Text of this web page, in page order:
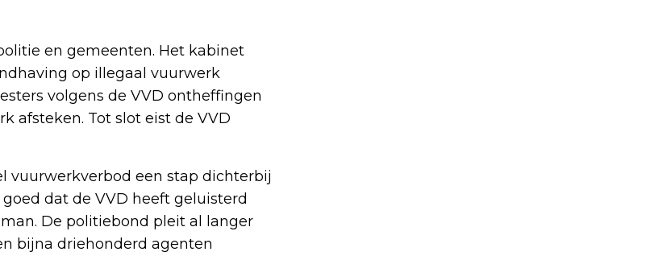
en gemeenten. Het kabinet
op illegaal vuurwerk
volgens de VVD ontheffingen
afsteken. Tot slot eist de VVD
vuurwerkverbod een stap dichterbij
dat de VVD heeft geluisterd
De politiebond pleit al langer
bijna driehonderd agenten